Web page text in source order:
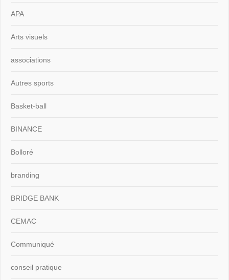
APA
Arts visuels
associations
Autres sports
Basket-ball
BINANCE
Bolloré
branding
BRIDGE BANK
CEMAC
Communiqué
conseil pratique